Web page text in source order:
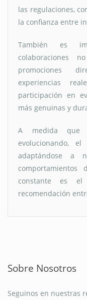
las regulaciones,
la confianza entre
También es
colaboraciones
promociones
experiencias
participación en
más genuinas y
A medida que
evolucionando,
adaptándose a
comportamientos
constante es
recomendación
Sobre Nosotros
Seguinos en nuestras